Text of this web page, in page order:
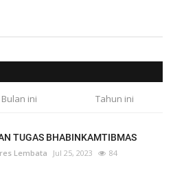
Bulan ini Tahun ini
TUGAS BHABINKAMTIBMAS
Lembata Jul 25, 2023 84